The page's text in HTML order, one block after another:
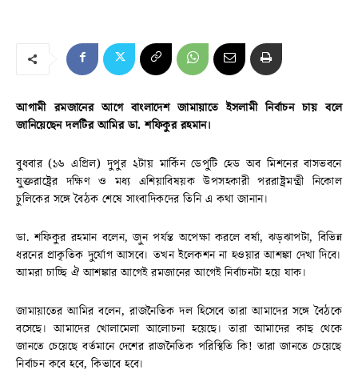
আগামী রমজানের আগে বাংলাদেশ জামায়াতে ইসলামী নির্বাচন চায় বলে
জানিয়েছেন দলটির আমির ডা. শফিকুর রহমান।
বুধবার (১৬ এপ্রিল) দুপুর ২টায় মার্কিন ডেপুটি হেড অব মিশনের বাসভবনে
যুক্তরাষ্ট্রের দক্ষিণ ও মধ্য এশিয়াবিষয়ক উপসহকারী পররাষ্ট্রমন্ত্রী নিকোল
চুলিকের সঙ্গে বৈঠক শেষে সাংবাদিকদের তিনি এ কথা জানান।
ডা. শফিকুর রহমান বলেন, জুন পর্যন্ত অপেক্ষা করলে বর্ষা, ঝড়ঝাপটা, বিভিন্ন
ধরনের প্রাকৃতিক দুর্যোগ আসবে। তখন ইলেকশন না হওয়ার আশঙ্কা দেখা দিবে।
আমরা চাচ্ছি ঐ আশঙ্কার আগেই রমজানের আগেই নির্বাচনটা হয়ে যাক।
জামায়াতের আমির বলেন, রাজনৈতিক দল হিসেবে তারা আমাদের সঙ্গে বৈঠকে
বসেছে। আমাদের খোলামেলা আলোচনা হয়েছে। তারা আমাদের কাছ থেকে
জানতে চেয়েছে বর্তমানে দেশের রাজনৈতিক পরিস্থিতি কি! তারা জানতে চেয়েছে
নির্বাচন কবে হবে, কিভাবে হবে।